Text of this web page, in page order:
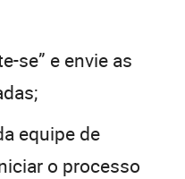
se” e envie as
equipe de
o processo